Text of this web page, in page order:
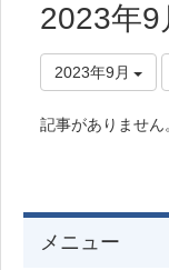
2023年9
2023年9月
記事がありません
メニュー